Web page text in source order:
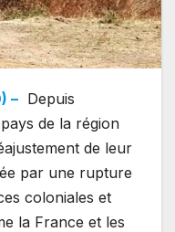
– Depuis
de la région
de leur
par une rupture
coloniales et
la France et les